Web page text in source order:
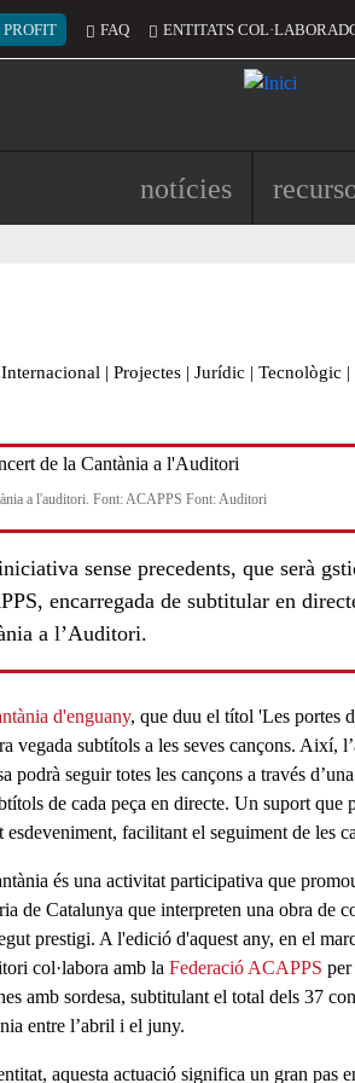
del compte d'usuari
PROFIT FAQ ENTITATS
Navegació
notícies
Internacional | Projectes | Jurídic | Tecnològic |
a l'auditori. Font: ACAPPS Font: Auditori
sense precedents, que serà
encarregada de subtitular en
a l’Auditori.
d'enguany, que duu el títol 'Les portes
vegada subtítols a les seves cançons. Així, l’
podrà seguir totes les cançons a través
de cada peça en directe. Un suport que
esdeveniment, facilitant el seguiment de les
és una activitat participativa que
de Catalunya que interpreten una obra de
prestigi. A l'edició d'aquest any, en el
col·labora amb la Federació ACAPPS per
amb sordesa, subtitulant el total dels 37
entre l’abril i el juny.
aquesta actuació significa un gran pas